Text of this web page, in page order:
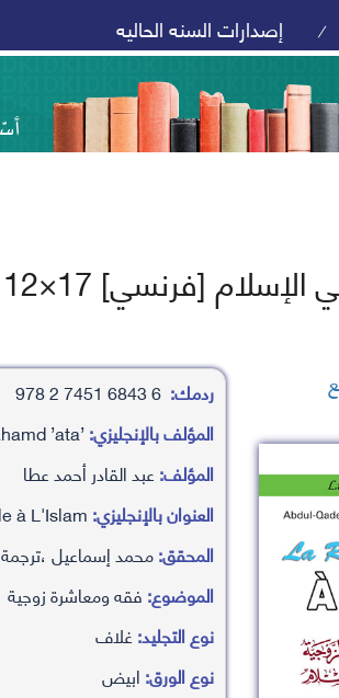
/ إصدارات السنه الحاليه
[فرنسي] 17×12
ردمك: 6 6843 7451 2 978
المؤلف بالإنجليزي:’abd alqadr ’ahamd ’ata
المؤلف:عبد القادر أحمد عطا
العنوان بالإنجليزي:
المحقق:محمد إسماعيل ،ترجمة
الموضوع:فقه ومعاشرة زوجية
نوع التجليد:غلاف
نوع الورق:ابيض